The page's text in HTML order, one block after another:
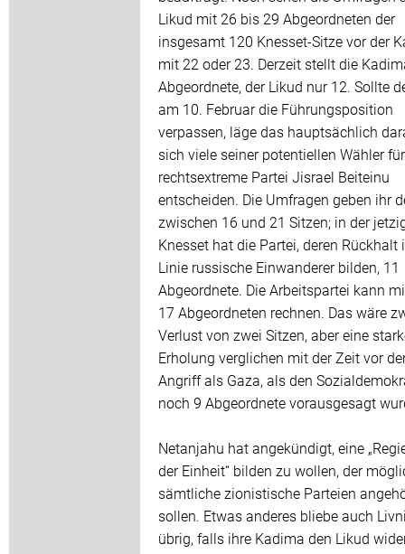
Likud mit 26 bis 29 Abgeordneten der
insgesamt 120 Knesset-Sitze vor der
mit 22 oder 23. Derzeit stellt die
Abgeordnete, der Likud nur 12. Sollte
am 10. Februar die Führungsposition
verpassen, läge das hauptsächlich
sich viele seiner potentiellen Wähler
rechtsextreme Partei Jisrael Beiteinu
entscheiden. Die Umfragen geben ihr
zwischen 16 und 21 Sitzen; in der
Knesset hat die Partei, deren Rückhalt
Linie russische Einwanderer bilden, 11
Abgeordnete. Die Arbeitspartei kann
17 Abgeordneten rechnen. Das wäre
Verlust von zwei Sitzen, aber eine
Erholung verglichen mit der Zeit vor
Angriff als Gaza, als den
noch 9 Abgeordnete vorausgesagt
Netanjahu hat angekündigt, eine
der Einheit“ bilden zu wollen, der
sämtliche zionistische Parteien
sollen. Etwas anderes bliebe auch
übrig, falls ihre Kadima den Likud